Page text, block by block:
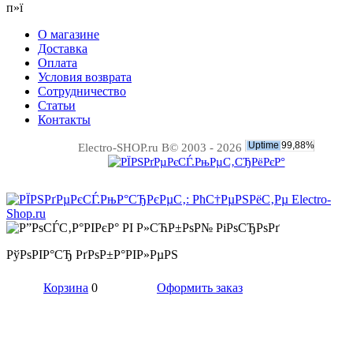
п»ї
О магазине
Доставка
Оплата
Условия возврата
Сотрудничество
Статьи
Контакты
Electro-SHOP.ru В© 2003 - 2026
РўРѕРІР°СЂ РґРѕР±Р°РІР»РµРЅ
Корзина 0 Оформить заказ